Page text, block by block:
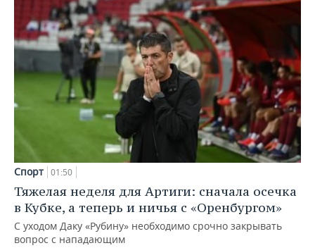
Спорт 01:50
Тяжелая неделя для Артиги: сначала осечка
в Кубке, а теперь и ничья с «Оренбургом»
С уходом Даку «Рубину» необходимо срочно закрывать
вопрос с нападающим